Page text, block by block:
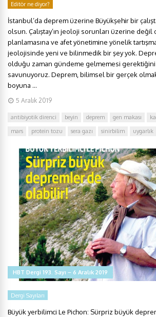
Editör ne diyor?
İstanbul’da deprem üzerine Büyükşehir bir
olsun. Çalıştay’ın jeoloji sorunları üzerine değil
planlamasına ve afet yönetimine yönelik
jeolojisinde yeni ve bilinmedik bir şey yok.
olduğu zaman gündeme gelmemesi gerektiğini
savunuyoruz. Deprem, bilimsel bir gerçek
boyuna ...
5 Aralık 2019
antibiyotik direnci beyin deprem gen makası
mars
protein tozu sera gazı sinirbilim uygarlık
HBT Dergi 193. Sayı – 6 Aralık 2019
Dergi Sayıları
Büyük yerbilimci Le Pichon: Sürpriz büyük